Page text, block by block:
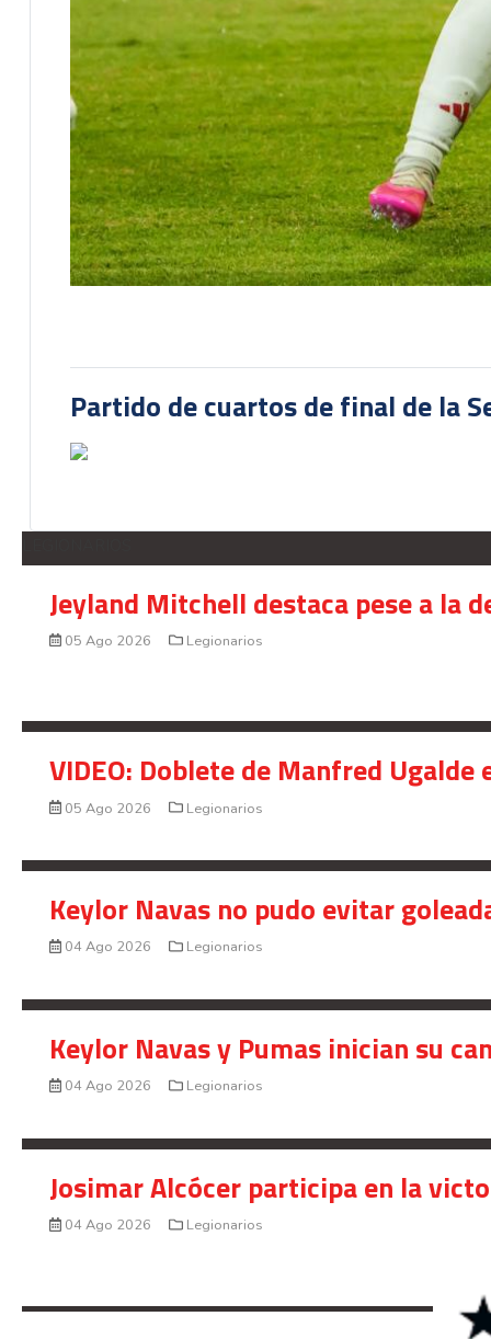
Partido de cuartos de final de la
Jeyland Mitchell destaca pese a la
05 Ago 2026 Legionarios
VIDEO: Doblete de Manfred
05 Ago 2026 Legionarios
Keylor Navas no pudo evitar
04 Ago 2026 Legionarios
Keylor Navas y Pumas inician su
04 Ago 2026 Legionarios
Josimar Alcócer participa en la
04 Ago 2026 Legionarios